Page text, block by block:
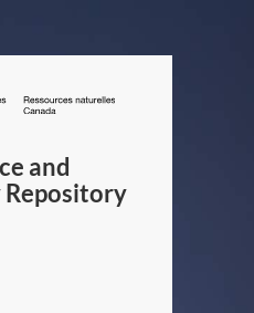
/
Canada
and
Repository